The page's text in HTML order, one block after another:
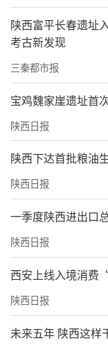
陕西富平长春遗址
考古新发现
三秦都市报
宝鸡魏家崖遗址首
陕西日报
陕西下达首批粮油
陕西日报
一季度陕西进出口
陕西日报
西安上线入境消
陕西日报
未来五年 陕西这样